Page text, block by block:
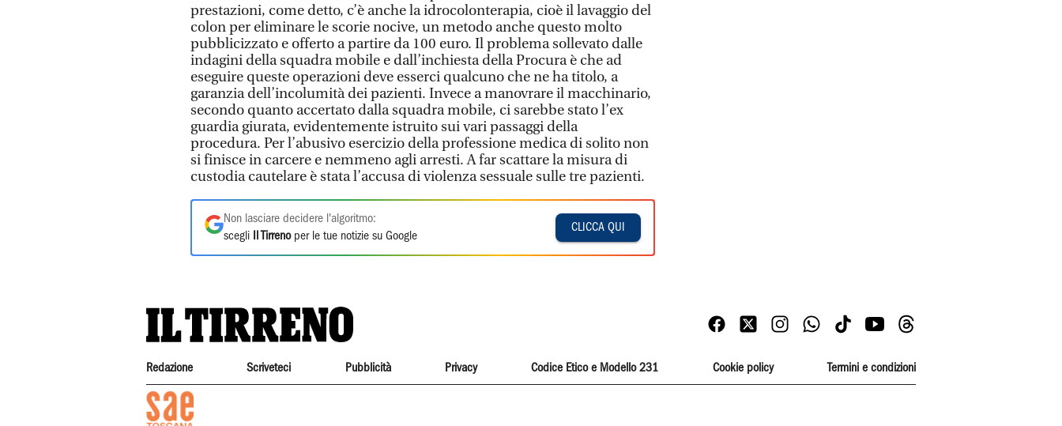
prestazioni, come detto, c’è anche la idrocolonterapia, cioè il lavaggio del
colon per eliminare le scorie nocive, un metodo anche questo molto
pubblicizzato e offerto a partire da 100 euro. Il problema sollevato dalle
indagini della squadra mobile e dall’inchiesta della Procura è che ad
eseguire queste operazioni deve esserci qualcuno che ne ha titolo, a
garanzia dell’incolumità dei pazienti. Invece a manovrare il macchinario,
secondo quanto accertato dalla squadra mobile, ci sarebbe stato l’ex
guardia giurata, evidentemente istruito sui vari passaggi della
procedura. Per l’abusivo esercizio della professione medica di solito non
si finisce in carcere e nemmeno agli arresti. A far scattare la misura di
custodia cautelare è stata l’accusa di violenza sessuale sulle tre pazienti.
Non lasciare decidere l'algoritmo:
scegli
Il Tirrenoper le tue notizie su Google
CLICCA QUI
Redazione Scriveteci Pubblicità Privacy Codice Etico e Modello 231 Cookie policy Termini e condizioni